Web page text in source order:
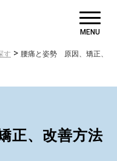
MENU
す > 腰痛と姿勢 原因、矯正、
正、改善方法